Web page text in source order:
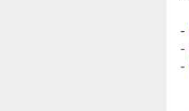
-
-
-